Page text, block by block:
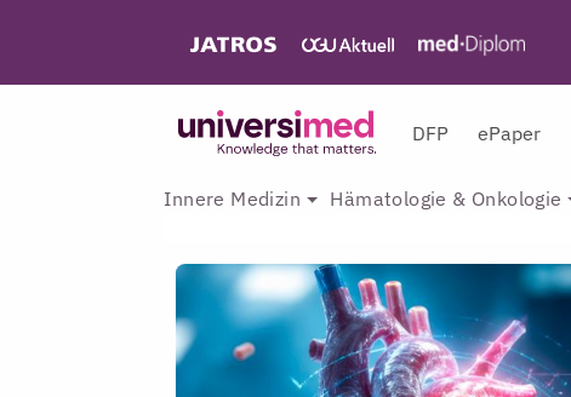
DFP ePaper
Innere Medizin Hämatologie & Onkologie